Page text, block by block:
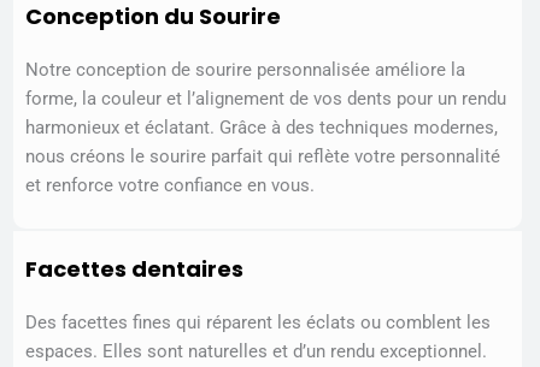
Conception du Sourire
Notre conception de sourire personnalisée améliore la
forme, la couleur et l’alignement de vos dents pour un rendu
harmonieux et éclatant. Grâce à des techniques modernes,
nous créons le sourire parfait qui reflète votre personnalité
et renforce votre confiance en vous.
Facettes dentaires
Des facettes fines qui réparent les éclats ou comblent les
espaces. Elles sont naturelles et d’un rendu exceptionnel.